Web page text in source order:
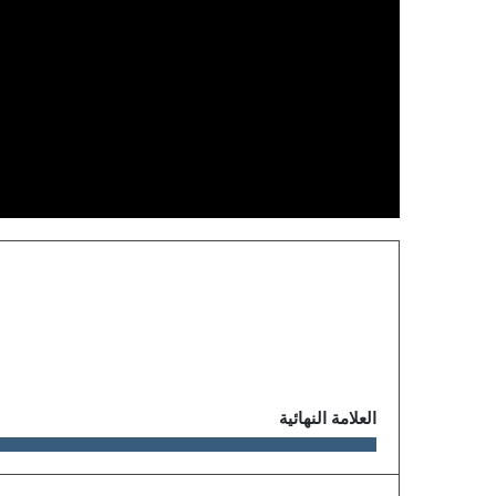
العلامة النهائية